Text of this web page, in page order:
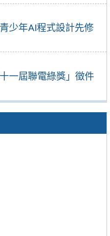
少年AI程式設計先修
一屆聯電綠獎」徵件